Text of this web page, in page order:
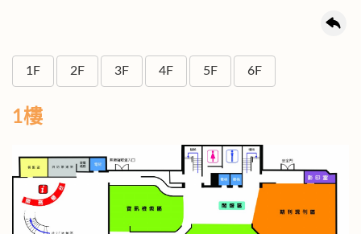
1F 2F 3F 4F 5F 6F
1樓